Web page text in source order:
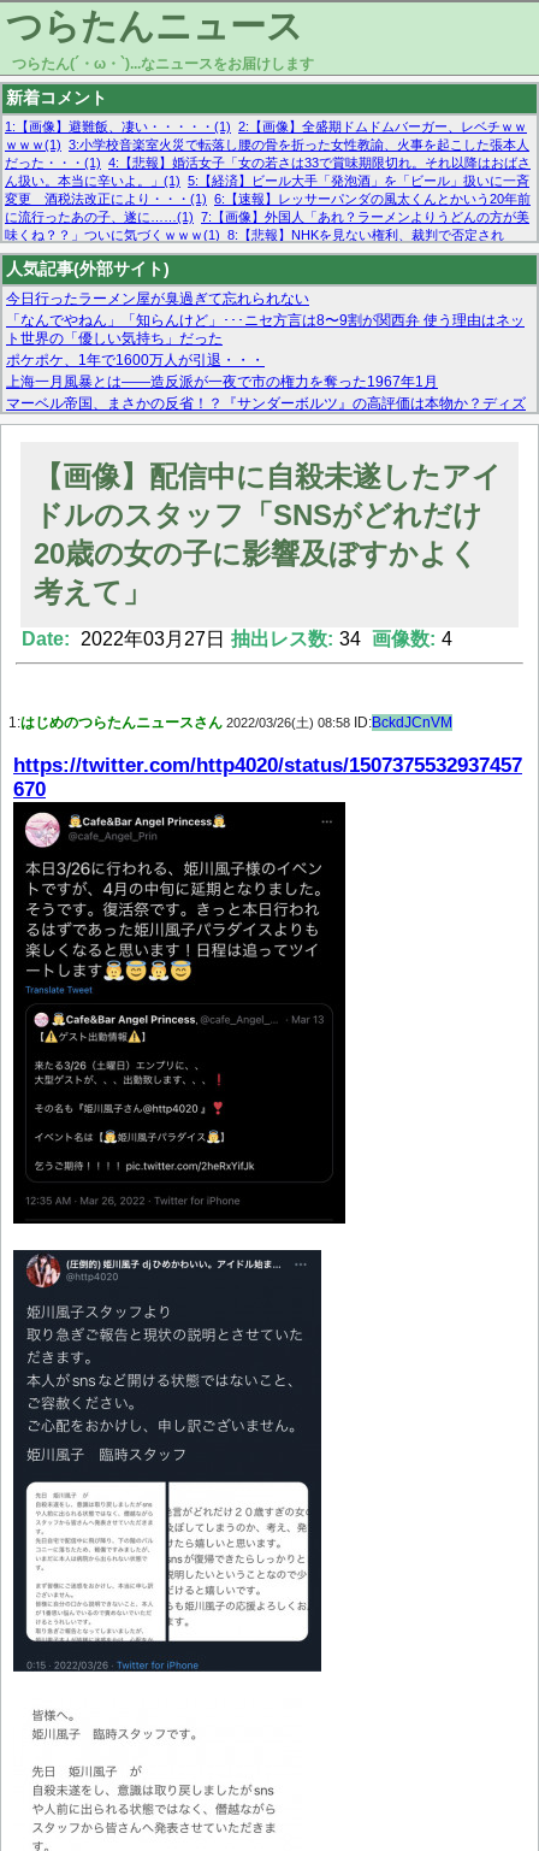
つらたんニュース
つらたん(´・ω・`)...なニュースをお届けします
新着コメント
1:【画像】避難飯、凄い・・・・・(1) 2:【画像】全盛期ドムドムバーガー、レベチｗｗ
ｗｗｗ(1) 3:小学校音楽室火災で転落し腰の骨を折った女性教諭、火事を起こした張本人
だった・・・(1) 4:【悲報】婚活女子「女の若さは33で賞味期限切れ。それ以降はおばさ
ん扱い。本当に辛いよ。」(1) 5:【経済】ビール大手「発泡酒」を「ビール」扱いに一斉
変更 酒税法改正により・・・(1) 6:【速報】レッサーパンダの風太くんとかいう20年前
に流行ったあの子、遂に……(1) 7:【画像】外国人「あれ？ラーメンよりうどんの方が美
味くね？？」ついに気づくｗｗｗ(1) 8:【悲報】NHKを見ない権利、裁判で否定され
る・・・(1) 9:欧州委員長「原発縮小は間違いでした」(1) 10:【悲報】日本企業の人手不
足、限界突破 52%「正社員も足りてません…」(1)
人気記事(外部サイト)
今日行ったラーメン屋が臭過ぎて忘れられない
「なんでやねん」「知らんけど」･･･ニセ方言は8〜9割が関西弁 使う理由はネッ
ト世界の「優しい気持ち」だった
ポケポケ、1年で1600万人が引退・・・
上海一月風暴とは——造反派が一夜で市の権力を奪った1967年1月
マーベル帝国、まさかの反省！？『サンダーボルツ』の高評価は本物か？ディズ
ニーCEOの「量より質」宣言の裏で渦巻くファンの本音とMCUの未来を徹底考
【モー娘。石田亜佑美】ファーストテイク出演も新規獲得ならず？北川莉央が1
【画像あり】FacebookとかTwitterで拾ったエロ画像貼ってくよ
【画像】配信中に自殺未遂したアイ
ドルのスタッフ「SNSがどれだけ
20歳の女の子に影響及ぼすかよく
考えて」
Date: 2022年03月27日 抽出レス数: 34 画像数: 4
1:はじめのつらたんニュースさん 2022/03/26(土) 08:58 ID:BckdJCnVM
https://twitter.com/http4020/status/1507375532937457
670